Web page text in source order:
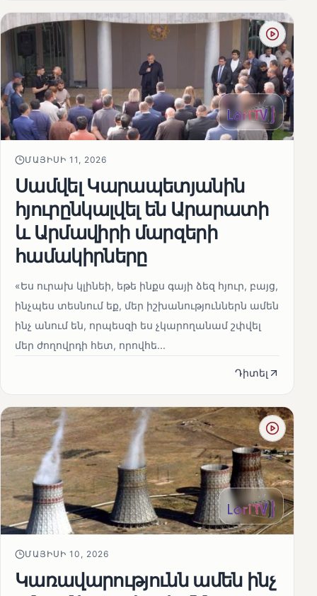
ՄԱՅԻՍԻ 11, 2026
Սամվել Կարապետյանին
հյուրընկալվել են Արարատի
և Արմավիրի մարզերի
համակիրները
«Ես ուրախ կլինեի, եթե ինքս գայի ձեզ հյուր, բայց,
ինչպես տեսնում եք, մեր իշխանություններն ամեն
ինչ անում են, որպեսզի ես չկարողանամ շփվել
մեր ժողովրդի հետ, որովհե...
Դիտել
ՄԱՅԻՍԻ 10, 2026
Կառավարությունն ամեն ինչ